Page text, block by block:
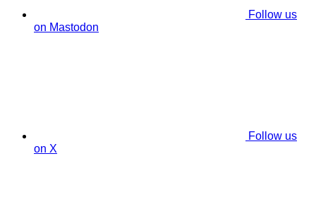
Follow us
on Mastodon
Follow us
on X